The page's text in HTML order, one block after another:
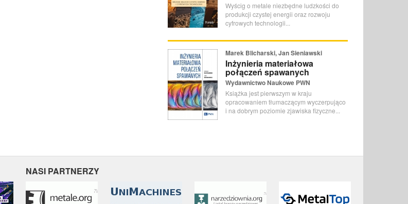
Wyścig o metale niezbędne ludzkości do
produkcji czystej energii oraz rozwoju
cyfrowych technologii...
Marek Blicharski, Jan Sieniawski
Inżynieria materiałowa
połączeń spawanych
Wydawnictwo Naukowe PWN
Książka jest pierwszym w kraju
opracowaniem tłumaczącym wyczerpująco
i na dobrym poziomie zjawiska fizyczne...
NASI PARTNERZY